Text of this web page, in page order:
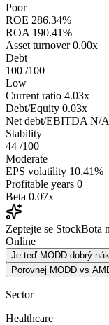
Poor
ROE 286.34%
ROA 190.41%
Asset turnover 0.00x
Debt
100 /100
Low
Current ratio 4.03x
Debt/Equity 0.03x
Net debt/EBITDA N/A
Stability
44 /100
Moderate
EPS volatility 10.41%
Profitable years 0
Beta 0.07x
Zeptejte se StockBota
Online
Je teď MODD dobrý
Porovnej MODD vs
Sector
Healthcare